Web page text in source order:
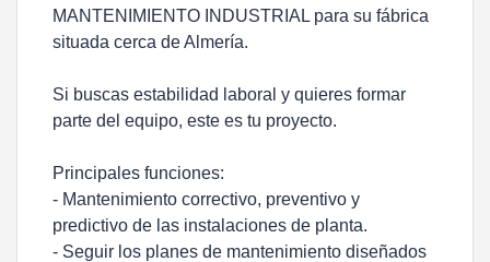
MANTENIMIENTO INDUSTRIAL para su fábrica
situada cerca de Almería.
Si buscas estabilidad laboral y quieres formar
parte del equipo, este es tu proyecto.
Principales funciones:
- Mantenimiento correctivo, preventivo y
predictivo de las instalaciones de planta.
- Seguir los planes de mantenimiento diseñados